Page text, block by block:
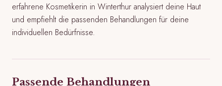
erfahrene Kosmetikerin in Winterthur analysiert deine Haut
und empfiehlt die passenden Behandlungen für deine
individuellen Bedürfnisse.
Passende Behandlungen